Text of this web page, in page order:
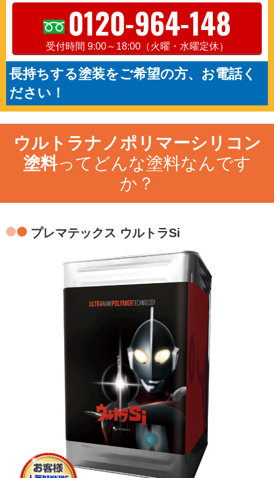
0120-964-148
受付時間 9:00～18:00（火曜・水曜定休）
長持ちする塗装をご希望の方、お電話く
ださい！
ウルトラナノポリマーシリコン
塗料ってどんな塗料なんです
か？
プレマテックス ウルトラSi